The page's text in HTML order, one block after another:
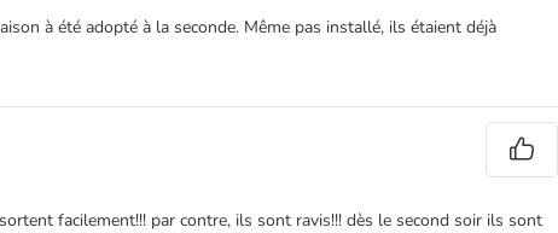
à été adopté à la seconde. Même pas installé, ils étaient déjà
facilement!!! par contre, ils sont ravis!!! dès le second soir ils sont